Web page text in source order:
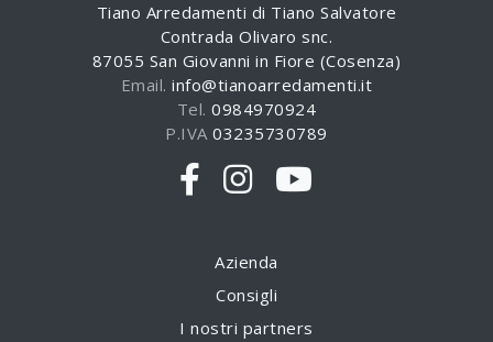
Tiano Arredamenti di Tiano Salvatore
Contrada Olivaro snc.
87055 San Giovanni in Fiore (Cosenza)
Email.info@tianoarredamenti.it
Tel.0984970924
P.IVA03235730789
Azienda
Consigli
I nostri partners